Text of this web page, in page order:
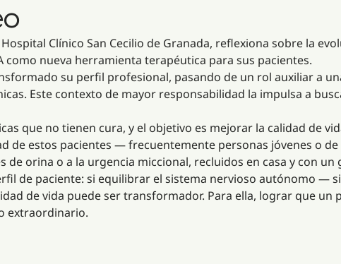
Clínico San Cecilio de Granada, reflexiona sobre la
como nueva herramienta terapéutica para sus pacientes.
su perfil profesional, pasando de un rol auxiliar a
Este contexto de mayor responsabilidad la impulsa a
que no tienen cura, y el objetivo es mejorar la calidad de
de estos pacientes — frecuentemente personas jóvenes o
de orina o a la urgencia miccional, recluidos en casa y con
de paciente: si equilibrar el sistema nervioso autónomo —
de vida puede ser transformador. Para ella, lograr que un
extraordinario.